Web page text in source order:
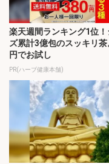
楽天週間ランキング1位
ズ累計3億包のスッキリ
円でお試し
PR(ハーブ健康本舗)